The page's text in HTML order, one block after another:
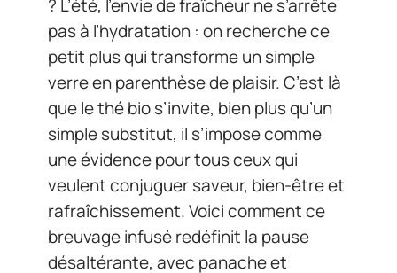
? L’été, l’envie de fraîcheur ne s’arrête
pas à l’hydratation : on recherche ce
petit plus qui transforme un simple
verre en parenthèse de plaisir. C’est là
que le thé bio s’invite, bien plus qu’un
simple substitut, il s’impose comme
une évidence pour tous ceux qui
veulent conjuguer saveur, bien-être et
rafraîchissement. Voici comment ce
breuvage infusé redéfinit la pause
désaltérante, avec panache et